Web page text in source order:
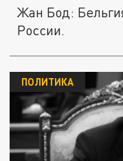
Жан Бод:
России.
ПОЛИТИКА